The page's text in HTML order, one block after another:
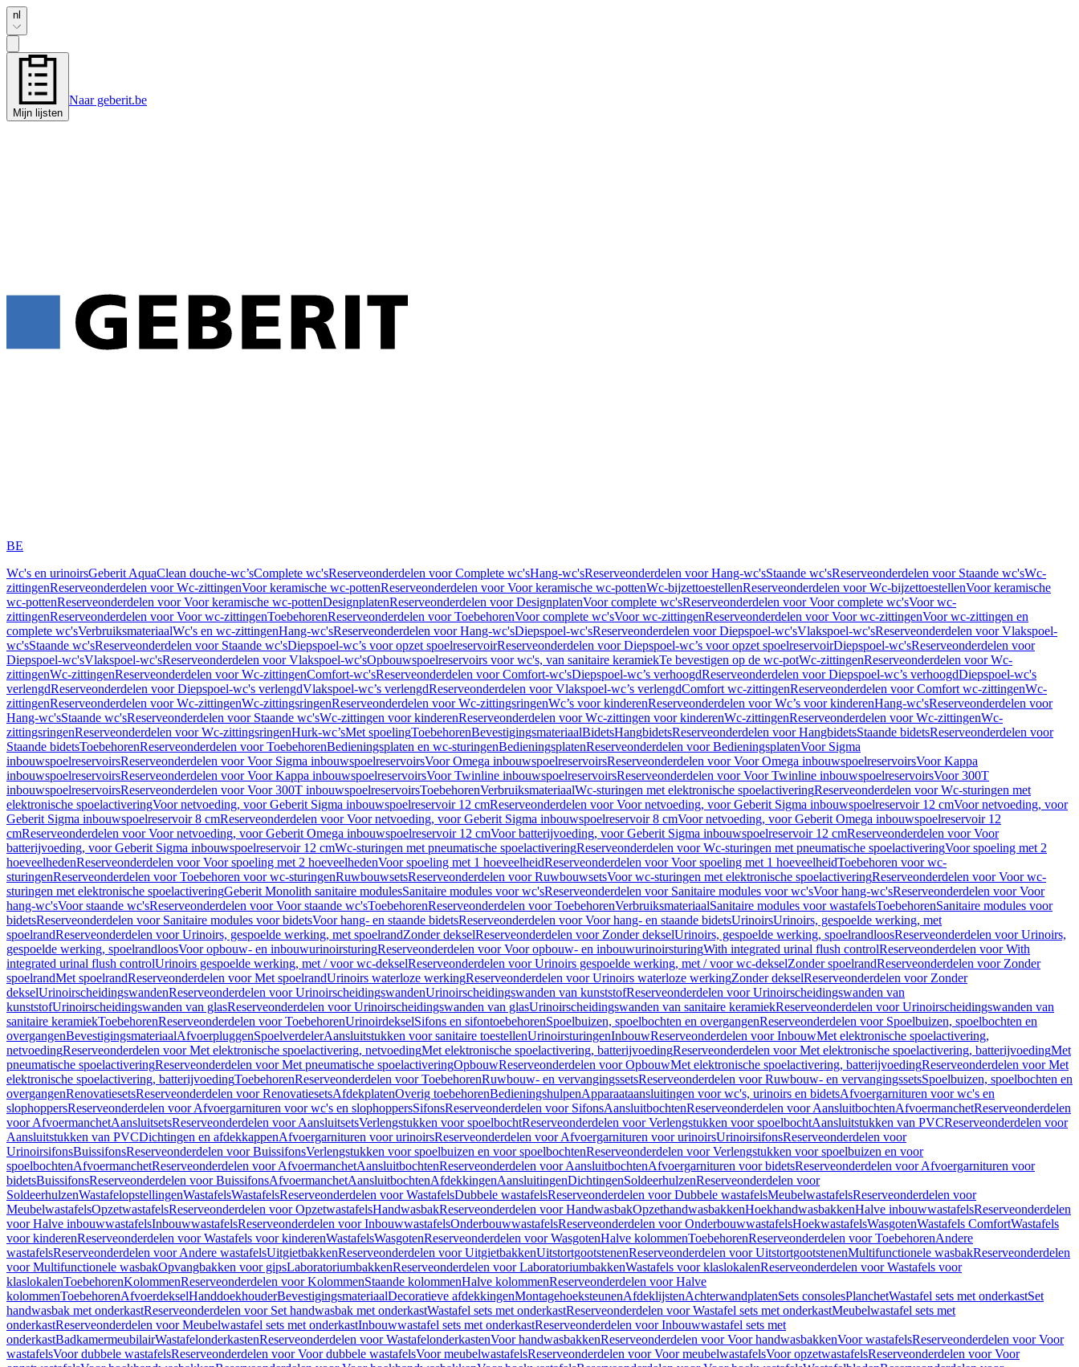
nl
Mijn lijsten
Naar geberit.be
BE
Wc's en urinoirsGeberit AquaClean douche-wc’sComplete wc'sReserveonderdelen voor Complete wc'sHang-wc'sReserveonderdelen voor Hang-wc'sStaande wc'sReserveonderdelen voor Staande wc'sWc-
zittingenReserveonderdelen voor Wc-zittingenVoor keramische wc-pottenReserveonderdelen voor Voor keramische wc-pottenWc-bijzettoestellenReserveonderdelen voor Wc-bijzettoestellenVoor keramische
wc-pottenReserveonderdelen voor Voor keramische wc-pottenDesignplatenReserveonderdelen voor DesignplatenVoor complete wc'sReserveonderdelen voor Voor complete wc'sVoor wc-
zittingenReserveonderdelen voor Voor wc-zittingenToebehorenReserveonderdelen voor ToebehorenVoor complete wc'sVoor wc-zittingenReserveonderdelen voor Voor wc-zittingenVoor wc-zittingen en
complete wc'sVerbruiksmateriaalWc's en wc-zittingenHang-wc'sReserveonderdelen voor Hang-wc'sDiepspoel-wc'sReserveonderdelen voor Diepspoel-wc'sVlakspoel-wc'sReserveonderdelen voor Vlakspoel-
wc'sStaande wc'sReserveonderdelen voor Staande wc'sDiepspoel-wc’s voor opzet spoelreservoirReserveonderdelen voor Diepspoel-wc’s voor opzet spoelreservoirDiepspoel-wc'sReserveonderdelen voor
Diepspoel-wc'sVlakspoel-wc'sReserveonderdelen voor Vlakspoel-wc'sOpbouwspoelreservoirs voor wc's, van sanitaire keramiekTe bevestigen op de wc-potWc-zittingenReserveonderdelen voor Wc-
zittingenWc-zittingenReserveonderdelen voor Wc-zittingenComfort-wc'sReserveonderdelen voor Comfort-wc'sDiepspoel-wc’s verhoogdReserveonderdelen voor Diepspoel-wc’s verhoogdDiepspoel-wc's
verlengdReserveonderdelen voor Diepspoel-wc's verlengdVlakspoel-wc’s verlengdReserveonderdelen voor Vlakspoel-wc’s verlengdComfort wc-zittingenReserveonderdelen voor Comfort wc-zittingenWc-
zittingenReserveonderdelen voor Wc-zittingenWc-zittingsringenReserveonderdelen voor Wc-zittingsringenWc’s voor kinderenReserveonderdelen voor Wc’s voor kinderenHang-wc'sReserveonderdelen voor
Hang-wc'sStaande wc'sReserveonderdelen voor Staande wc'sWc-zittingen voor kinderenReserveonderdelen voor Wc-zittingen voor kinderenWc-zittingenReserveonderdelen voor Wc-zittingenWc-
zittingsringenReserveonderdelen voor Wc-zittingsringenHurk-wc’sMet spoelingToebehorenBevestigingsmateriaalBidetsHangbidetsReserveonderdelen voor HangbidetsStaande bidetsReserveonderdelen voor
Staande bidetsToebehorenReserveonderdelen voor ToebehorenBedieningsplaten en wc-sturingenBedieningsplatenReserveonderdelen voor BedieningsplatenVoor Sigma
inbouwspoelreservoirsReserveonderdelen voor Voor Sigma inbouwspoelreservoirsVoor Omega inbouwspoelreservoirsReserveonderdelen voor Voor Omega inbouwspoelreservoirsVoor Kappa
inbouwspoelreservoirsReserveonderdelen voor Voor Kappa inbouwspoelreservoirsVoor Twinline inbouwspoelreservoirsReserveonderdelen voor Voor Twinline inbouwspoelreservoirsVoor 300T
inbouwspoelreservoirsReserveonderdelen voor Voor 300T inbouwspoelreservoirsToebehorenVerbruiksmateriaalWc-sturingen met elektronische spoelactiveringReserveonderdelen voor Wc-sturingen met
elektronische spoelactiveringVoor netvoeding, voor Geberit Sigma inbouwspoelreservoir 12 cmReserveonderdelen voor Voor netvoeding, voor Geberit Sigma inbouwspoelreservoir 12 cmVoor netvoeding, voor
Geberit Sigma inbouwspoelreservoir 8 cmReserveonderdelen voor Voor netvoeding, voor Geberit Sigma inbouwspoelreservoir 8 cmVoor netvoeding, voor Geberit Omega inbouwspoelreservoir 12
cmReserveonderdelen voor Voor netvoeding, voor Geberit Omega inbouwspoelreservoir 12 cmVoor batterijvoeding, voor Geberit Sigma inbouwspoelreservoir 12 cmReserveonderdelen voor Voor
batterijvoeding, voor Geberit Sigma inbouwspoelreservoir 12 cmWc-sturingen met pneumatische spoelactiveringReserveonderdelen voor Wc-sturingen met pneumatische spoelactiveringVoor spoeling met 2
hoeveelhedenReserveonderdelen voor Voor spoeling met 2 hoeveelhedenVoor spoeling met 1 hoeveelheidReserveonderdelen voor Voor spoeling met 1 hoeveelheidToebehoren voor wc-
sturingenReserveonderdelen voor Toebehoren voor wc-sturingenRuwbouwsetsReserveonderdelen voor RuwbouwsetsVoor wc-sturingen met elektronische spoelactiveringReserveonderdelen voor Voor wc-
sturingen met elektronische spoelactiveringGeberit Monolith sanitaire modulesSanitaire modules voor wc'sReserveonderdelen voor Sanitaire modules voor wc'sVoor hang-wc'sReserveonderdelen voor Voor
hang-wc'sVoor staande wc'sReserveonderdelen voor Voor staande wc'sToebehorenReserveonderdelen voor ToebehorenVerbruiksmateriaalSanitaire modules voor wastafelsToebehorenSanitaire modules voor
bidetsReserveonderdelen voor Sanitaire modules voor bidetsVoor hang- en staande bidetsReserveonderdelen voor Voor hang- en staande bidetsUrinoirsUrinoirs, gespoelde werking, met
spoelrandReserveonderdelen voor Urinoirs, gespoelde werking, met spoelrandZonder dekselReserveonderdelen voor Zonder dekselUrinoirs, gespoelde werking, spoelrandloosReserveonderdelen voor Urinoirs,
gespoelde werking, spoelrandloosVoor opbouw- en inbouwurinoirsturingReserveonderdelen voor Voor opbouw- en inbouwurinoirsturingWith integrated urinal flush controlReserveonderdelen voor With
integrated urinal flush controlUrinoirs gespoelde werking, met / voor wc-dekselReserveonderdelen voor Urinoirs gespoelde werking, met / voor wc-dekselZonder spoelrandReserveonderdelen voor Zonder
spoelrandMet spoelrandReserveonderdelen voor Met spoelrandUrinoirs waterloze werkingReserveonderdelen voor Urinoirs waterloze werkingZonder dekselReserveonderdelen voor Zonder
dekselUrinoirscheidingswandenReserveonderdelen voor UrinoirscheidingswandenUrinoirscheidingswanden van kunststofReserveonderdelen voor Urinoirscheidingswanden van
kunststofUrinoirscheidingswanden van glasReserveonderdelen voor Urinoirscheidingswanden van glasUrinoirscheidingswanden van sanitaire keramiekReserveonderdelen voor Urinoirscheidingswanden van
sanitaire keramiekToebehorenReserveonderdelen voor ToebehorenUrinoirdekselSifons en sifontoebehorenSpoelbuizen, spoelbochten en overgangenReserveonderdelen voor Spoelbuizen, spoelbochten en
overgangenBevestigingsmateriaalAfvoerpluggenSpoelverdelerAansluitstukken voor sanitaire toestellenUrinoirsturingenInbouwReserveonderdelen voor InbouwMet elektronische spoelactivering,
netvoedingReserveonderdelen voor Met elektronische spoelactivering, netvoedingMet elektronische spoelactivering, batterijvoedingReserveonderdelen voor Met elektronische spoelactivering, batterijvoedingMet
pneumatische spoelactiveringReserveonderdelen voor Met pneumatische spoelactiveringOpbouwReserveonderdelen voor OpbouwMet elektronische spoelactivering, batterijvoedingReserveonderdelen voor Met
elektronische spoelactivering, batterijvoedingToebehorenReserveonderdelen voor ToebehorenRuwbouw- en vervangingssetsReserveonderdelen voor Ruwbouw- en vervangingssetsSpoelbuizen, spoelbochten en
overgangenRenovatiesetsReserveonderdelen voor RenovatiesetsAfdekplatenOverig toebehorenBedieningshulpenApparaataansluitingen voor wc's, urinoirs en bidetsAfvoergarnituren voor wc's en
slophoppersReserveonderdelen voor Afvoergarnituren voor wc's en slophoppersSifonsReserveonderdelen voor SifonsAansluitbochtenReserveonderdelen voor AansluitbochtenAfvoermanchetReserveonderdelen
voor AfvoermanchetAansluitsetsReserveonderdelen voor AansluitsetsVerlengstukken voor spoelbochtReserveonderdelen voor Verlengstukken voor spoelbochtAansluitstukken van PVCReserveonderdelen voor
Aansluitstukken van PVCDichtingen en afdekkappenAfvoergarnituren voor urinoirsReserveonderdelen voor Afvoergarnituren voor urinoirsUrinoirsifonsReserveonderdelen voor
UrinoirsifonsBuissifonsReserveonderdelen voor BuissifonsVerlengstukken voor spoelbuizen en voor spoelbochtenReserveonderdelen voor Verlengstukken voor spoelbuizen en voor
spoelbochtenAfvoermanchetReserveonderdelen voor AfvoermanchetAansluitbochtenReserveonderdelen voor AansluitbochtenAfvoergarnituren voor bidetsReserveonderdelen voor Afvoergarnituren voor
bidetsBuissifonsReserveonderdelen voor BuissifonsAfvoermanchetAansluitbochtenAfdekkingenAansluitingenDichtingenSoldeerhulzenReserveonderdelen voor
SoldeerhulzenWastafelopstellingenWastafelsWastafelsReserveonderdelen voor WastafelsDubbele wastafelsReserveonderdelen voor Dubbele wastafelsMeubelwastafelsReserveonderdelen voor
MeubelwastafelsOpzetwastafelsReserveonderdelen voor OpzetwastafelsHandwasbakReserveonderdelen voor HandwasbakOpzethandwasbakkenHoekhandwasbakkenHalve inbouwwastafelsReserveonderdelen
voor Halve inbouwwastafelsInbouwwastafelsReserveonderdelen voor InbouwwastafelsOnderbouwwastafelsReserveonderdelen voor OnderbouwwastafelsHoekwastafelsWasgotenWastafels ComfortWastafels
voor kinderenReserveonderdelen voor Wastafels voor kinderenWastafelsWasgotenReserveonderdelen voor WasgotenHalve kolommenToebehorenReserveonderdelen voor ToebehorenAndere
wastafelsReserveonderdelen voor Andere wastafelsUitgietbakkenReserveonderdelen voor UitgietbakkenUitstortgootstenenReserveonderdelen voor UitstortgootstenenMultifunctionele wasbakReserveonderdelen
voor Multifunctionele wasbakOpvangbakken voor gipsLaboratoriumbakkenReserveonderdelen voor LaboratoriumbakkenWastafels voor klaslokalenReserveonderdelen voor Wastafels voor
klaslokalenToebehorenKolommenReserveonderdelen voor KolommenStaande kolommenHalve kolommenReserveonderdelen voor Halve
kolommenToebehorenAfvoerdekselHanddoekhouderBevestigingsmateriaalDecoratieve afdekkingenMontagehoeksteunenAfdeklijstenAchterwandplatenSets consolesPlanchetWastafel sets met onderkastSet
handwasbak met onderkastReserveonderdelen voor Set handwasbak met onderkastWastafel sets met onderkastReserveonderdelen voor Wastafel sets met onderkastMeubelwastafel sets met
onderkastReserveonderdelen voor Meubelwastafel sets met onderkastInbouwwastafel sets met onderkastReserveonderdelen voor Inbouwwastafel sets met
onderkastBadkamermeubilairWastafelonderkastenReserveonderdelen voor WastafelonderkastenVoor handwasbakkenReserveonderdelen voor Voor handwasbakkenVoor wastafelsReserveonderdelen voor Voor
wastafelsVoor dubbele wastafelsReserveonderdelen voor Voor dubbele wastafelsVoor meubelwastafelsReserveonderdelen voor Voor meubelwastafelsVoor opzetwastafelsReserveonderdelen voor Voor